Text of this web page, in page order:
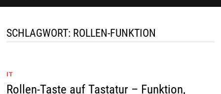
SCHLAGWORT: ROLLEN-FUNKTION
IT
Rollen-Taste auf Tastatur – Funktion,